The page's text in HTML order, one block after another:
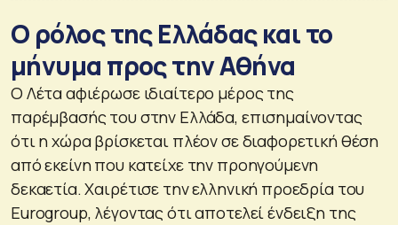
Ο ρόλος της Ελλάδας και το
μήνυμα προς την Αθήνα
Ο Λέτα αφιέρωσε ιδιαίτερο μέρος της
παρέμβασής του στην Ελλάδα, επισημαίνοντας
ότι η χώρα βρίσκεται πλέον σε διαφορετική θέση
από εκείνη που κατείχε την προηγούμενη
δεκαετία. Χαιρέτισε την ελληνική προεδρία του
Eurogroup, λέγοντας ότι αποτελεί ένδειξη της